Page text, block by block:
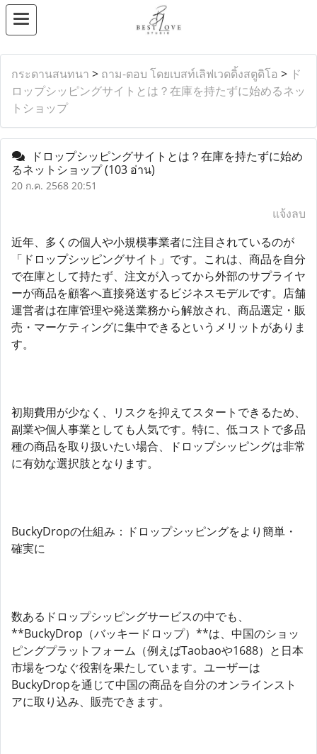
กระดานสนทนา > ถาม-ตอบ โดยเบสท์เลิฟเวดดิ้งสตูดิโอ > ド
ロップシッピングサイトとは？在庫を持たずに始めるネッ
トショップ
ドロップシッピングサイトとは？在庫を持たずに始め
るネットショップ(103 อ่าน)
20 ก.ค. 2568 20:51
แจ้งลบ
近年、多くの個人や小規模事業者に注目されているのが
「ドロップシッピングサイト」です。これは、商品を自分
で在庫として持たず、注文が入ってから外部のサプライヤ
ーが商品を顧客へ直接発送するビジネスモデルです。店舗
運営者は在庫管理や発送業務から解放され、商品選定・販
売・マーケティングに集中できるというメリットがありま
す。
初期費用が少なく、リスクを抑えてスタートできるため、
副業や個人事業としても人気です。特に、低コストで多品
種の商品を取り扱いたい場合、ドロップシッピングは非常
に有効な選択肢となります。
BuckyDropの仕組み：ドロップシッピングをより簡単・
確実に
数あるドロップシッピングサービスの中でも、
**BuckyDrop（バッキードロップ）**は、中国のショッ
ピングプラットフォーム（例えばTaobaoや1688）と日本
市場をつなぐ役割を果たしています。ユーザーは
BuckyDropを通じて中国の商品を自分のオンラインスト
アに取り込み、販売できます。